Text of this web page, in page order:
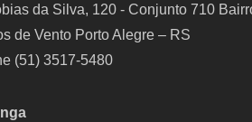
da Silva, 120 - Conjunto 710
de Vento Porto Alegre – RS
(51) 3517-5480